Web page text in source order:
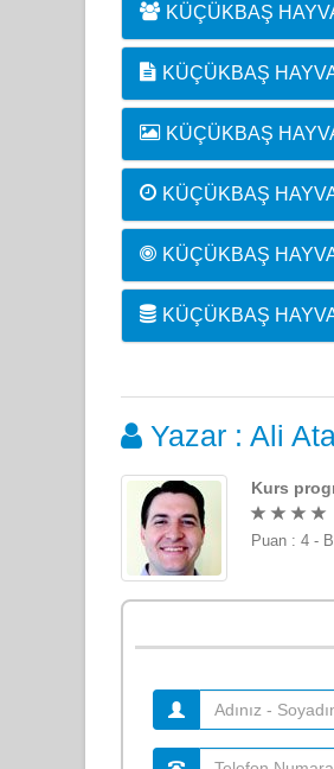
KÜÇÜKBAŞ
KÜÇÜKBAŞ
KÜÇÜKBAŞ
KÜÇÜKBAŞ
KÜÇÜKBAŞ
KÜÇÜKBAŞ
Yazar : Ali
Kurs
Puan : 4 -